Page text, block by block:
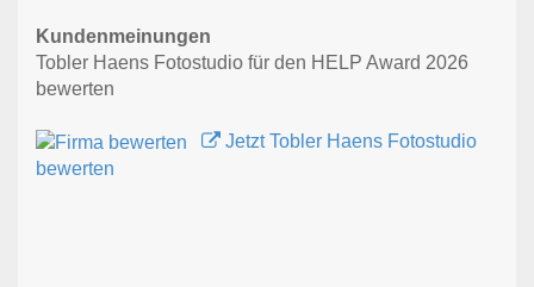
Kundenmeinungen
Tobler Haens Fotostudio für den HELP Award 2026
bewerten
Jetzt Tobler Haens Fotostudio
bewerten